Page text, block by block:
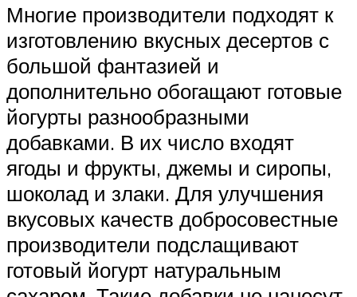
Многие производители подходят к
изготовлению вкусных десертов с
большой фантазией и
дополнительно обогащают готовые
йогурты разнообразными
добавками. В их число входят
ягоды и фрукты, джемы и сиропы,
шоколад и злаки. Для улучшения
вкусовых качеств добросовестные
производители подслащивают
готовый йогурт натуральным